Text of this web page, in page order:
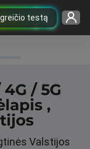
testą
/ 5G
,
Valstijos